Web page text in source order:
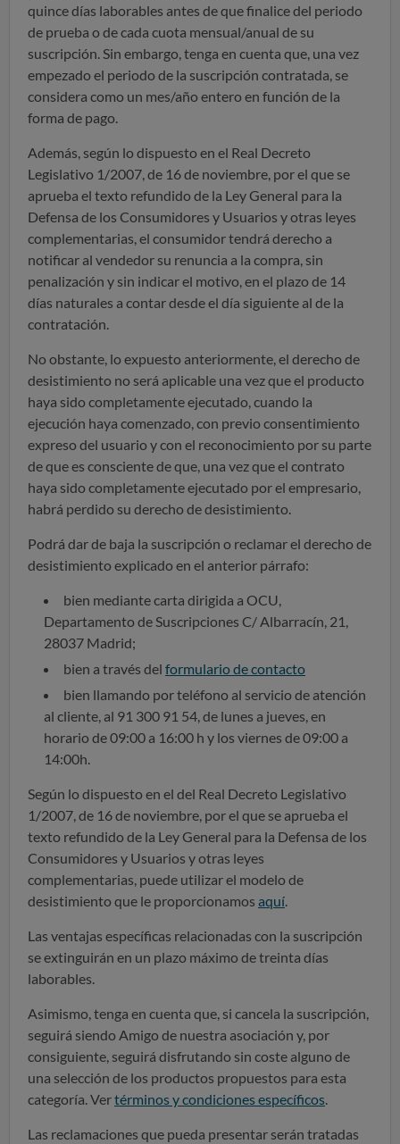
quince días laborables antes de que finalice del periodo
de prueba o de cada cuota mensual/anual de su
suscripción. Sin embargo, tenga en cuenta que, una vez
empezado el periodo de la suscripción contratada, se
considera como un mes/año entero en función de la
forma de pago.
Además, según lo dispuesto en el Real Decreto
Legislativo 1/2007, de 16 de noviembre, por el que se
aprueba el texto refundido de la Ley General para la
Defensa de los Consumidores y Usuarios y otras leyes
complementarias, el consumidor tendrá derecho a
notificar al vendedor su renuncia a la compra, sin
penalización y sin indicar el motivo, en el plazo de 14
días naturales a contar desde el día siguiente al de la
contratación.
No obstante, lo expuesto anteriormente, el derecho de
desistimiento no será aplicable una vez que el producto
haya sido completamente ejecutado, cuando la
ejecución haya comenzado, con previo consentimiento
expreso del usuario y con el reconocimiento por su parte
de que es consciente de que, una vez que el contrato
haya sido completamente ejecutado por el empresario,
habrá perdido su derecho de desistimiento.
Podrá dar de baja la suscripción o reclamar el derecho de
desistimiento explicado en el anterior párrafo:
bien mediante carta dirigida a OCU,
Departamento de Suscripciones C/ Albarracín, 21,
28037 Madrid;
bien a través del formulario de contacto
bien llamando por teléfono al servicio de atención
al cliente, al 91 300 91 54, de lunes a jueves, en
horario de 09:00 a 16:00 h y los viernes de 09:00 a
14:00h.
Según lo dispuesto en el del Real Decreto Legislativo
1/2007, de 16 de noviembre, por el que se aprueba el
texto refundido de la Ley General para la Defensa de los
Consumidores y Usuarios y otras leyes
complementarias, puede utilizar el modelo de
desistimiento que le proporcionamos aquí.
Las ventajas específicas relacionadas con la suscripción
se extinguirán en un plazo máximo de treinta días
laborables.
Asimismo, tenga en cuenta que, si cancela la suscripción,
seguirá siendo Amigo de nuestra asociación y, por
consiguiente, seguirá disfrutando sin coste alguno de
una selección de los productos propuestos para esta
categoría. Vertérminos y condiciones específicos.
Las reclamaciones que pueda presentar serán tratadas